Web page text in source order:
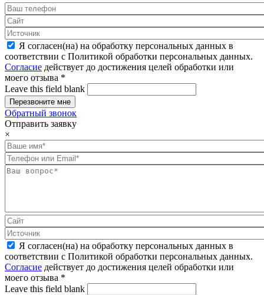
Я согласен(на) на обработку персональных данных в
соответствии с Политикой обработки персональных данных.
Согласие действует до достижения целей обработки или
моего отзыва *
Leave this field blank
Обратный звонок
Отправить заявку
×
Я согласен(на) на обработку персональных данных в
соответствии с Политикой обработки персональных данных.
Согласие действует до достижения целей обработки или
моего отзыва *
Leave this field blank